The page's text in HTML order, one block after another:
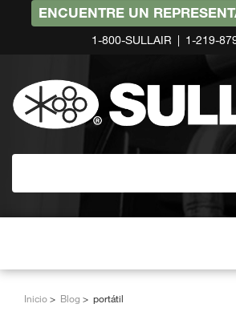
ENCUENTRE UN
1-800-SULLAIR 1-219-
Inicio Blog portátil